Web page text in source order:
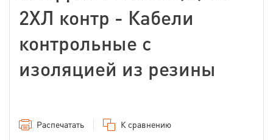
2ХЛ контр - Кабели
контрольные с
изоляцией из резины
Распечатать К сравнению